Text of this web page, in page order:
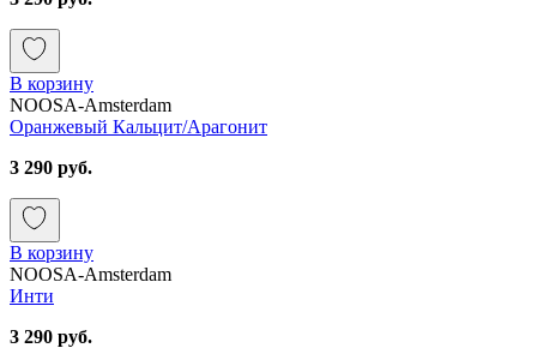
В корзину
NOOSA-Amsterdam
Оранжевый Кальцит/Арагонит
3 290 руб.
В корзину
NOOSA-Amsterdam
Инти
3 290 руб.